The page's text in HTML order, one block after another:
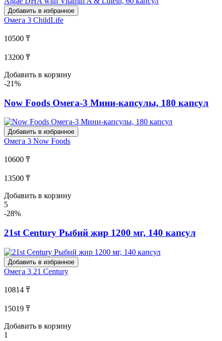
Добавить в избранное
Омега 3 ChildLife
10500 ₸
13200 ₸
Добавить в корзину
-21%
Now Foods Омега-3 Мини-капсулы, 180 капсул
Добавить в избранное
Омега 3 Now Foods
10600 ₸
13500 ₸
Добавить в корзину
5
-28%
21st Century Рыбий жир 1200 мг, 140 капсул
Добавить в избранное
Омега 3 21 Century
10814 ₸
15019 ₸
Добавить в корзину
1